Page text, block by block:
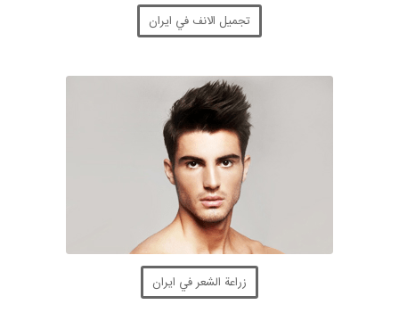
تجميل الانف في ايران
زراعة الشعر في ايران